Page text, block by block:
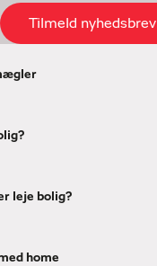
Tilmeld nyhedsbrev
leje bolig?
home